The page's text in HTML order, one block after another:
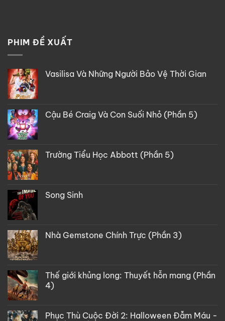
PHIM ĐỀ XUẤT
Vasilisa Và Những Người Bảo Vệ Thời Gian
Cậu Bé Craig Và Con Suối Nhỏ (Phần 5)
Trường Tiểu Học Abbott (Phần 5)
Song Sinh
Nhà Gemstone Chính Trực (Phần 3)
Thế giới khủng long: Thuyết hỗn mang (Phần
4)
Phục Thù Cuộc Đời 2: Halloween Đẫm Máu -